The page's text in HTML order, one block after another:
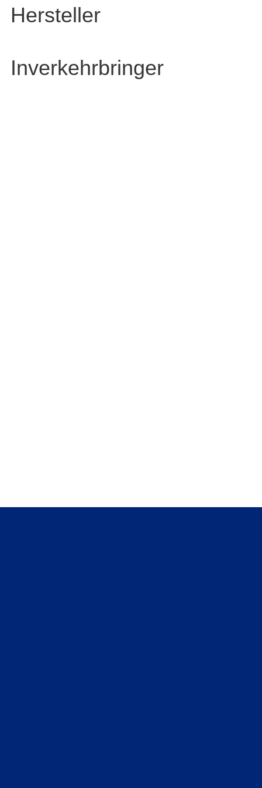
Hersteller
Inverkehrbringer